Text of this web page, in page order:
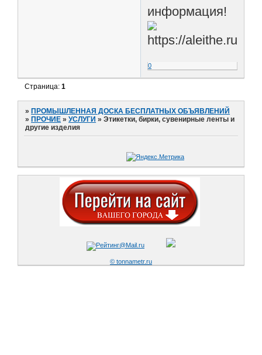
информация!
0
Страница:1
»ПРОМЫШЛЕННАЯ ДОСКА БЕСПЛАТНЫХ ОБЪЯВЛЕНИЙ
»ПРОЧИЕ »УСЛУГИ »Этикетки, бирки, сувенирные ленты и
другие изделия
© tonnametr.ru